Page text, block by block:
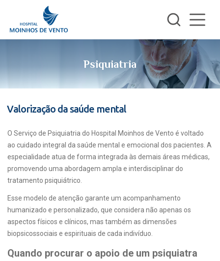
Psiquiatria
Valorização da saúde mental
O Serviço de Psiquiatria do Hospital Moinhos de Vento é voltado
ao cuidado integral da saúde mental e emocional dos pacientes. A
especialidade atua de forma integrada às demais áreas médicas,
promovendo uma abordagem ampla e interdisciplinar do
tratamento psiquiátrico.
Esse modelo de atenção garante um acompanhamento
humanizado e personalizado, que considera não apenas os
aspectos físicos e clínicos, mas também as dimensões
biopsicossociais e espirituais de cada indivíduo.
Quando procurar o apoio de um psiquiatra